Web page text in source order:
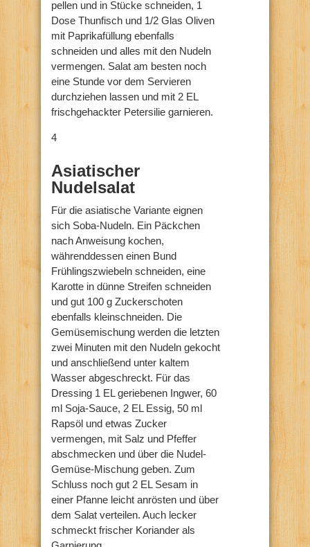
pellen und in Stücke schneiden, 1
Dose Thunfisch und 1/2 Glas Oliven
mit Paprikafüllung ebenfalls
schneiden und alles mit den Nudeln
vermengen. Salat am besten noch
eine Stunde vor dem Servieren
durchziehen lassen und mit 2 EL
frischgehackter Petersilie garnieren.
4
Asiatischer
Nudelsalat
Für die asiatische Variante eignen
sich Soba-Nudeln. Ein Päckchen
nach Anweisung kochen,
währenddessen einen Bund
Frühlingszwiebeln schneiden, eine
Karotte in dünne Streifen schneiden
und gut 100 g Zuckerschoten
ebenfalls kleinschneiden. Die
Gemüsemischung werden die letzten
zwei Minuten mit den Nudeln gekocht
und anschließend unter kaltem
Wasser abgeschreckt. Für das
Dressing 1 EL geriebenen Ingwer, 60
ml Soja-Sauce, 2 EL Essig, 50 ml
Rapsöl und etwas Zucker
vermengen, mit Salz und Pfeffer
abschmecken und über die Nudel-
Gemüse-Mischung geben. Zum
Schluss noch gut 2 EL Sesam in
einer Pfanne leicht anrösten und über
dem Salat verteilen. Auch lecker
schmeckt frischer Koriander als